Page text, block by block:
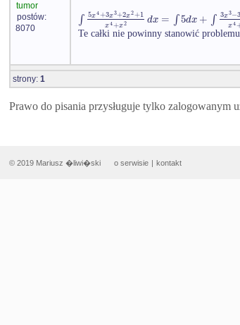
tumor
postów:
8070
∫ 5x4+3x3+2x2+1
x4+x2 dx = ∫5dx+ ∫ 3x3−
x4
Te całki nie powinny stanowić problemu
strony: 1
Prawo do pisania przysługuje tylko zalogowanym
© 2019 Mariusz �liwi�ski o serwisie | kontakt